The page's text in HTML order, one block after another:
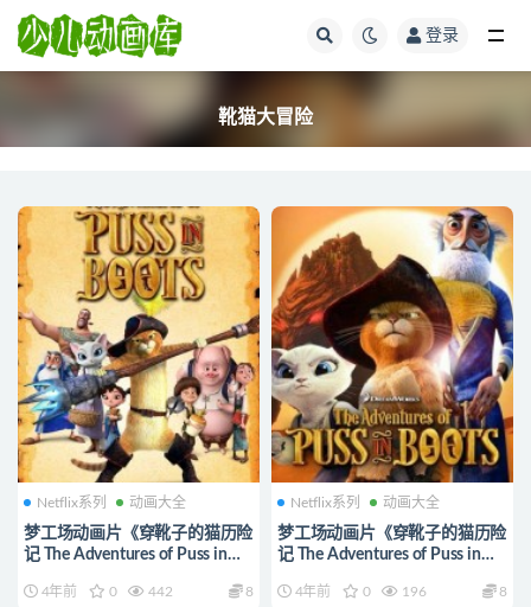
登录
靴猫大冒险
Netflix系列 动画大全
梦工场动画片《穿靴子的猫历险
记 The Adventures of Puss in
语中英双字 1080P/MP4/8.29G
4年前 0 442 8
Netflix系列 动画大全
梦工场动画片《穿靴子的猫历险
记 The Adventures of Puss in
语中英双字 1080P/MP4/8.14G
4年前 0 196 8